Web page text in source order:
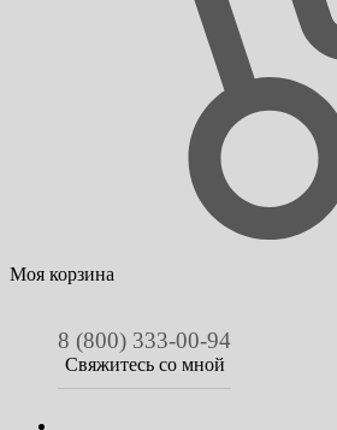
Моя корзина
8 (800) 333-00-94
Свяжитесь со мной